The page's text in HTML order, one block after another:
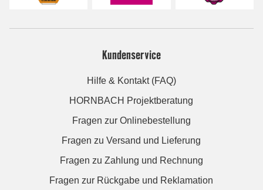
Kundenservice
Hilfe & Kontakt (FAQ)
HORNBACH Projektberatung
Fragen zur Onlinebestellung
Fragen zu Versand und Lieferung
Fragen zu Zahlung und Rechnung
Fragen zur Rückgabe und Reklamation